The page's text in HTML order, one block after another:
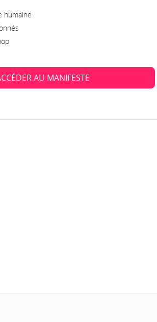
humaine
AU MANIFESTE